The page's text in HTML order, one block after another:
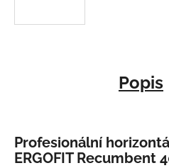
Popis
Profesionální
ERGOFIT Recumbent